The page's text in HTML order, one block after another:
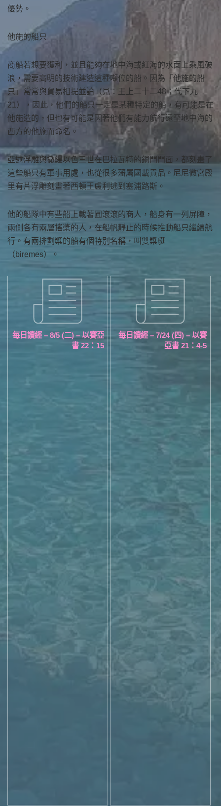
優勢。
他施的船只
商船若想要獲利，並且能夠在地中海或紅海的水面上乘風破
浪，需要高明的技術建造這種噸位的船。因為「他施的船
只」常常與貿易相提並論（見：王上二十二48；代下九
21），因此，他們的船只一定是某種特定的船，有可能是在
他施造的，但也有可能是因著他們有能力航行遠至地中海的
西方的他施而命名。
亞述浮雕與撒縵以色三世在巴拉瓦特的銅門門面，都刻畫了
這些船只有軍事用處，也從很多藩屬國載貢品。尼尼微宮殿
里有片浮雕刻畫著西頓王盧利逃到塞浦路斯。
他的船隊中有些船上載著圓滾滾的商人，船身有一列屏障，
兩側各有兩層搖槳的人，在船帆靜止的時候推動船只繼續航
行。有兩排劃槳的船有個特別名稱，叫雙槳艇
（biremes）。
每日讀經 – 8/5 (二) – 以賽亞
書 22：15
每日讀經 – 7/24 (四) – 以賽
亞書 21：4-5